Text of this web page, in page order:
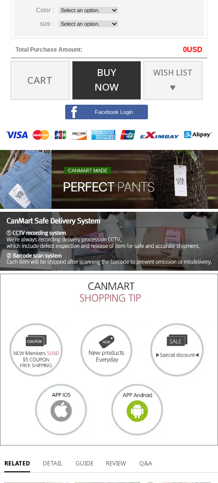
Color :
size :
Total Purchase Amount: 0USD
CART
BUY
NOW
WISH LIST
♥
Facebook Login
RELATED DETAIL GUIDE REVIEW Q&A